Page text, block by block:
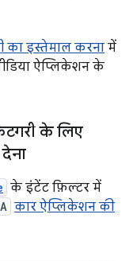
का इस्तेमाल करना में
ऐप्लिकेशन के
के लिए
के इंटेंट फ़िल्टर में
कार ऐप्लिकेशन की